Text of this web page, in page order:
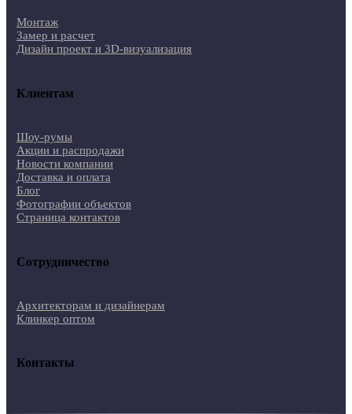
Монтаж
Замер и расчет
Дизайн проект и 3D-визуализация
Клиентам
Шоу-румы
Акции и распродажи
Новости компании
Доставка и оплата
Блог
Фотографии объектов
Страница контактов
Сотрудничество
Архитекторам и дизайнерам
Клинкер оптом
Контакты